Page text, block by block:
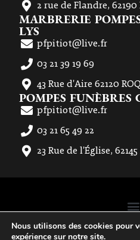
2 rue de Flandre, 62190
MARBRERIE
LYS
pfpitiot@live.fr
03 21 39 19 69
43 Rue d'Aire 62120
POMPES
pfpitiot@live.fr
03 21 65 49 22
23 Rue de l'Église,
Nous utilisons des cookies pour
expérience sur notre site.